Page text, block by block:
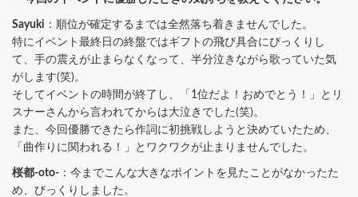
Sayuki ：順位が確定するまでは全然落ち着きませんでした。
特にイベント最終日の終盤ではギフトの飛び具合にびっくりし
て、手の震えが止まらなくなって、半分泣きながら歌っていた気
がします(笑)。
そしてイベントの時間が終了し、「1位だよ！おめでとう！」とリ
スナーさんから言われてからは大泣きでした(笑)。
また、今回優勝できたら作詞に初挑戦しようと決めていたため、
「曲作りに関われる！」とワクワクが止まりませんでした。
桜都-oto- ：今までこんな大きなポイントを見たことがなかったた
め、びっくりしました。